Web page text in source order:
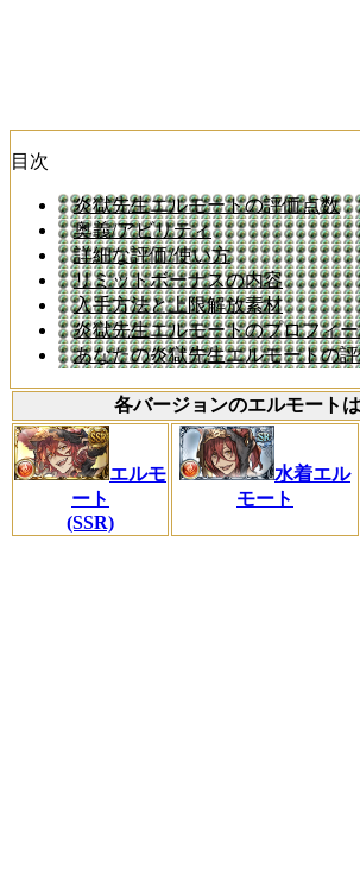
目次
炎獄先生エルモートの評価点数
奥義/アビリティ
詳細な評価/使い方
リミットボーナスの内容
入手方法と上限解放素材
炎獄先生エルモートのプロフィ
あなたの炎獄先生エルモートの
各バージョンのエルモート
エルモ
ート
(SSR)
水着エル
モート